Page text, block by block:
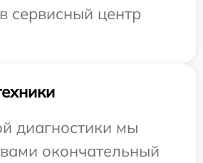
сервисный центр
диагностики мы
окончательный